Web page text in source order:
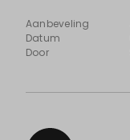
Aanbeveling
Datum
Door